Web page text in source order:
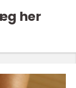
her